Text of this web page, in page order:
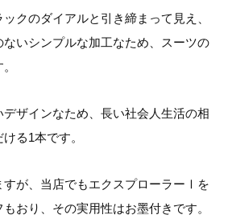
クのダイアルと引き締まって見え、
いシンプルな加工なため、スーツの
ザインなため、長い社会人生活の相
る1本です。
すが、当店でもエクスプローラーⅠを
おり、その実用性はお墨付きです。